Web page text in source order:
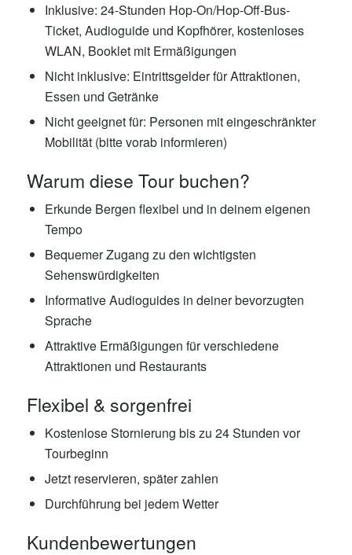
Inklusive: 24-Stunden Hop-On/Hop-Off-Bus-
Ticket, Audioguide und Kopfhörer, kostenloses
WLAN, Booklet mit Ermäßigungen
Nicht inklusive: Eintrittsgelder für Attraktionen,
Essen und Getränke
Nicht geeignet für: Personen mit eingeschränkter
Mobilität (bitte vorab informieren)
Warum diese Tour buchen?
Erkunde Bergen flexibel und in deinem eigenen
Tempo
Bequemer Zugang zu den wichtigsten
Sehenswürdigkeiten
Informative Audioguides in deiner bevorzugten
Sprache
Attraktive Ermäßigungen für verschiedene
Attraktionen und Restaurants
Flexibel & sorgenfrei
Kostenlose Stornierung bis zu 24 Stunden vor
Tourbeginn
Jetzt reservieren, später zahlen
Durchführung bei jedem Wetter
Kundenbewertungen